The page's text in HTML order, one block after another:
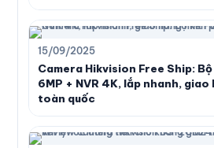
15/09/2025
Camera Hikvision Free Ship:
6MP + NVR 4K, lắp nhanh, giao
toàn quốc